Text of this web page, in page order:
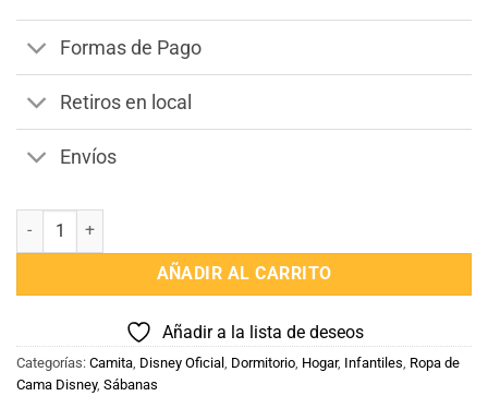
Formas de Pago
Retiros en local
Envíos
Juego Sábanas para Cuna 130 Hilos 100% Algodón cantidad
AÑADIR AL CARRITO
Añadir a la lista de deseos
Categorías: Camita Disney Oficial Dormitorio Hogar, Infantiles Ropa de
Cama Disney, Sábanas